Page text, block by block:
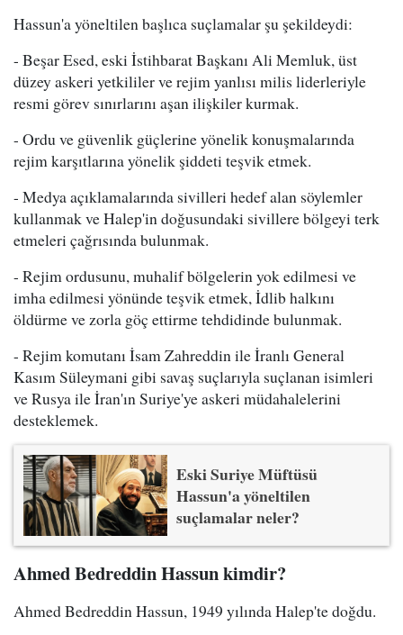
Hassun'a yöneltilen başlıca suçlamalar şu şekildeydi:
- Beşar Esed, eski İstihbarat Başkanı Ali Memluk, üst
düzey askeri yetkililer ve rejim yanlısı milis liderleriyle
resmi görev sınırlarını aşan ilişkiler kurmak.
- Ordu ve güvenlik güçlerine yönelik konuşmalarında
rejim karşıtlarına yönelik şiddeti teşvik etmek.
- Medya açıklamalarında sivilleri hedef alan söylemler
kullanmak ve Halep'in doğusundaki sivillere bölgeyi terk
etmeleri çağrısında bulunmak.
- Rejim ordusunu, muhalif bölgelerin yok edilmesi ve
imha edilmesi yönünde teşvik etmek, İdlib halkını
öldürme ve zorla göç ettirme tehdidinde bulunmak.
- Rejim komutanı İsam Zahreddin ile İranlı General
Kasım Süleymani gibi savaş suçlarıyla suçlanan isimleri
ve Rusya ile İran'ın Suriye'ye askeri müdahalelerini
desteklemek.
Eski Suriye Müftüsü
Hassun'a yöneltilen
suçlamalar neler?
Ahmed Bedreddin Hassun kimdir?
Ahmed Bedreddin Hassun, 1949 yılında Halep'te doğdu.